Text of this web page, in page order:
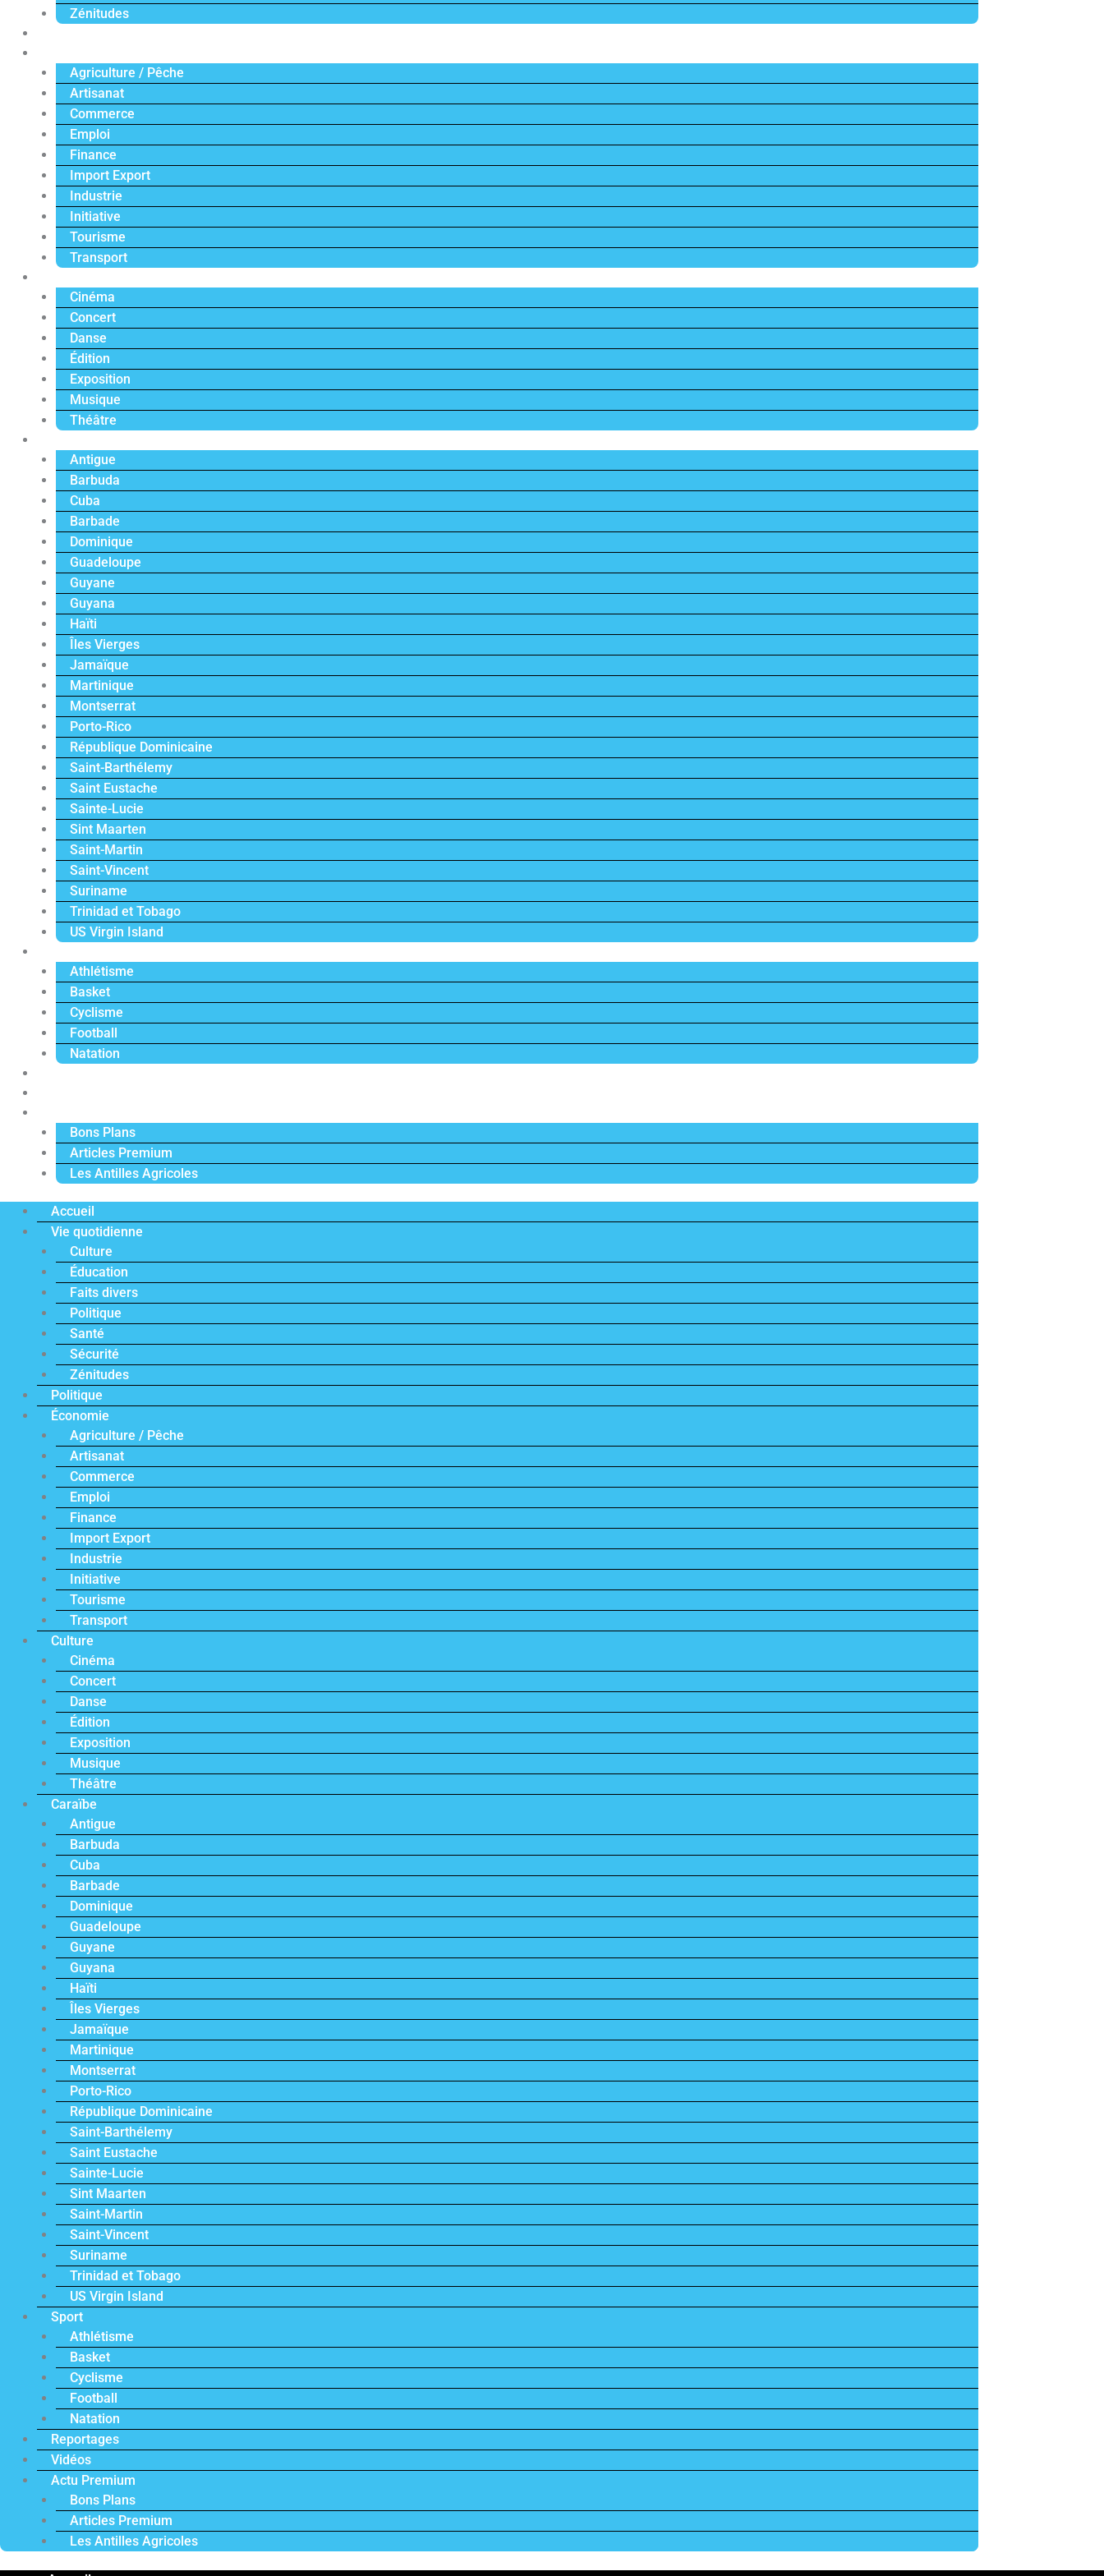
Zénitudes
Agriculture / Pêche
Artisanat
Commerce
Emploi
Finance
Import Export
Industrie
Initiative
Tourisme
Transport
Cinéma
Concert
Danse
Édition
Exposition
Musique
Théâtre
Antigue
Barbuda
Cuba
Barbade
Dominique
Guadeloupe
Guyane
Guyana
Haïti
Îles Vierges
Jamaïque
Martinique
Montserrat
Porto-Rico
République Dominicaine
Saint-Barthélemy
Saint Eustache
Sainte-Lucie
Sint Maarten
Saint-Martin
Saint-Vincent
Suriname
Trinidad et Tobago
US Virgin Island
Athlétisme
Basket
Cyclisme
Football
Natation
Bons Plans
Articles Premium
Les Antilles Agricoles
Accueil
Vie quotidienne
Culture
Éducation
Faits divers
Politique
Santé
Sécurité
Zénitudes
Politique
Économie
Agriculture / Pêche
Artisanat
Commerce
Emploi
Finance
Import Export
Industrie
Initiative
Tourisme
Transport
Culture
Cinéma
Concert
Danse
Édition
Exposition
Musique
Théâtre
Caraïbe
Antigue
Barbuda
Cuba
Barbade
Dominique
Guadeloupe
Guyane
Guyana
Haïti
Îles Vierges
Jamaïque
Martinique
Montserrat
Porto-Rico
République Dominicaine
Saint-Barthélemy
Saint Eustache
Sainte-Lucie
Sint Maarten
Saint-Martin
Saint-Vincent
Suriname
Trinidad et Tobago
US Virgin Island
Sport
Athlétisme
Basket
Cyclisme
Football
Natation
Reportages
Vidéos
Actu Premium
Bons Plans
Articles Premium
Les Antilles Agricoles